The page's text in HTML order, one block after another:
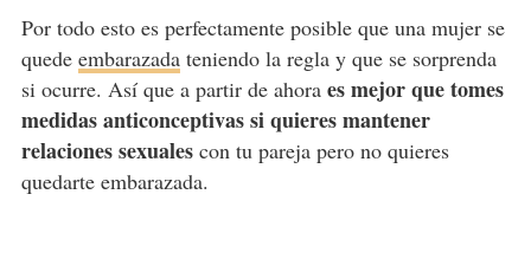
Por todo esto es perfectamente posible que una mujer se
quede embarazadateniendo la regla y que se sorprenda
si ocurre. Así que a partir de ahora es mejor que tomes
medidas anticonceptivas si quieres mantener
relaciones sexualescon tu pareja pero no quieres
quedarte embarazada.